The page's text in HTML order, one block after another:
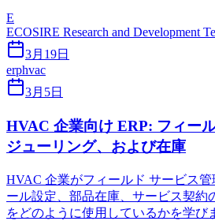
E
ECOSIRE Research and Development
3月19日
erphvac
3月5日
HVAC 企業向け ERP: フィー
ジューリング、および在庫
HVAC 企業がフィールド サービス管
ール設定、部品在庫、サービス契約
をどのように使用しているかを学び